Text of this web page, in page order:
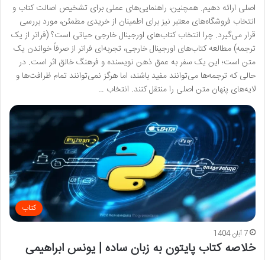
اصلی ارائه دهیم. همچنین، راهنمایی‌های عملی برای تشخیص اصالت کتاب و
انتخاب فروشگاه‌های معتبر نیز برای اطمینان از خریدی مطمئن، مورد بررسی
قرار می‌گیرد. چرا انتخاب کتاب‌های اورجینال خارجی حیاتی است؟ (فراتر از یک
ترجمه) مطالعه کتاب‌های اورجینال خارجی، تجربه‌ای فراتر از صرفاً خواندن یک
متن است؛ این یک سفر به عمق ذهن نویسنده و فرهنگ خالق اثر است. در
حالی که ترجمه‌ها می‌توانند مفید باشند، اما هرگز نمی‌توانند تمام ظرافت‌ها و
لایه‌های پنهان متن اصلی را منتقل کنند. انتخاب …
کتاب
7 آبان 1404
خلاصه کتاب پایتون به زبان ساده | یونس ابراهیمی